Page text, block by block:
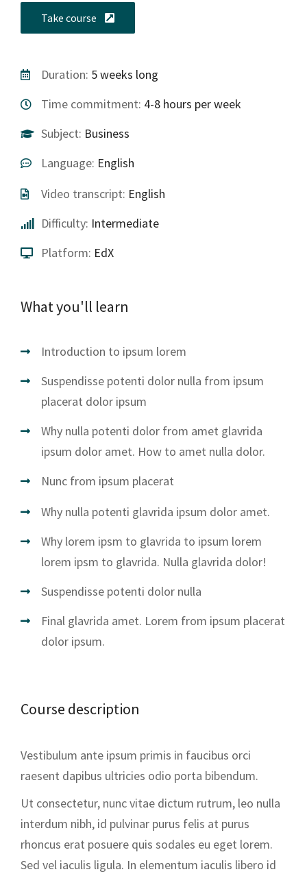
Take course
Duration: 5 weeks long
Time commitment: 4-8 hours per week
Subject: Business
Language: English
Video transcript: English
Difficulty: Intermediate
Platform: EdX
What you'll learn
Introduction to ipsum lorem
Suspendisse potenti dolor nulla from ipsum
placerat dolor ipsum
Why nulla potenti dolor from amet glavrida
ipsum dolor amet. How to amet nulla dolor.
Nunc from ipsum placerat
Why nulla potenti glavrida ipsum dolor amet.
Why lorem ipsm to glavrida to ipsum lorem
lorem ipsm to glavrida. Nulla glavrida dolor!
Suspendisse potenti dolor nulla
Final glavrida amet. Lorem from ipsum placerat
dolor ipsum.
Course description
Vestibulum ante ipsum primis in faucibus orci
raesent dapibus ultricies odio porta bibendum.
Ut consectetur, nunc vitae dictum rutrum, leo nulla
interdum nibh, id pulvinar purus felis at purus
rhoncus erat posuere quis sodales eu eget lorem.
Sed vel iaculis ligula. In elementum iaculis libero id